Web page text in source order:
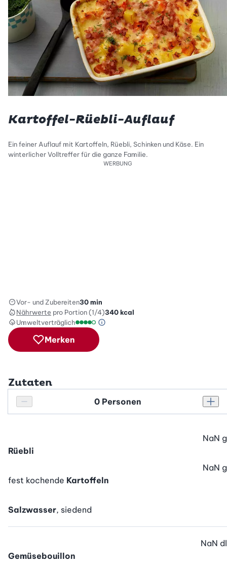
Kartoffel-Rüebli-Auflauf
Ein feiner Auflauf mit Kartoffeln, Rüebli, Schinken und Käse. Ein
winterlicher Volltreffer für die ganze Familie.
WERBUNG
Vor- und Zubereiten30 min
Nährwerte pro Portion (1/4)340kcal
Umweltverträglich
Umweltverträglichkeitsskala: 4 von 5
Green Betty Skala Info
Merken
Zutaten
Personenanzahl verringern
Personenanzahl
Rüebli
NaN g
fest kochende Kartoffeln
NaN g
Salzwasser, siedend
Gemüsebouillon
NaN dl